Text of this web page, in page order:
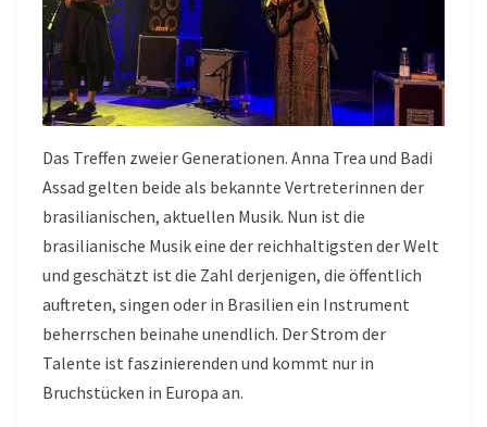
Das Treffen zweier Generationen. Anna Trea und Badi
Assad gelten beide als bekannte Vertreterinnen der
brasilianischen, aktuellen Musik. Nun ist die
brasilianische Musik eine der reichhaltigsten der Welt
und geschätzt ist die Zahl derjenigen, die öffentlich
auftreten, singen oder in Brasilien ein Instrument
beherrschen beinahe unendlich. Der Strom der
Talente ist faszinierenden und kommt nur in
Bruchstücken in Europa an.